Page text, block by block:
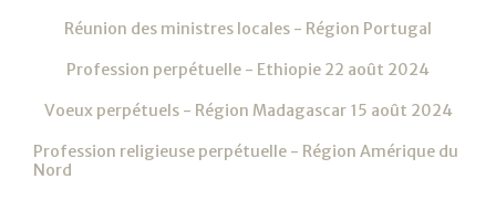
Réunion des ministres locales - Région Portugal
Profession perpétuelle - Ethiopie 22 août 2024
Voeux perpétuels - Région Madagascar 15 août 2024
Profession religieuse perpétuelle - Région Amérique du
Nord